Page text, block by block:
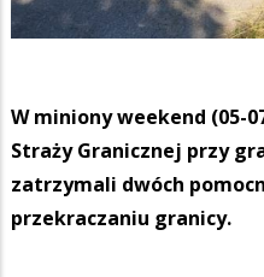
W miniony weekend (05-
Straży Granicznej przy
zatrzymali dwóch
przekraczaniu granicy.